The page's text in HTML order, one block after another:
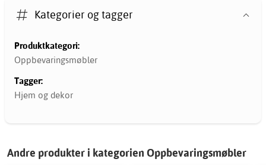
Kategorier og tagger
Produktkategori:
Oppbevaringsmøbler
Tagger:
Hjem og dekor
Andre produkter i kategorien Oppbevaringsmøbler